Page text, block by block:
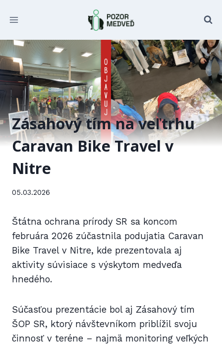
na
Zásahový tím na veľtrhu
Caravan Bike Travel v
Nitre
05.03.2026
Štátna ochrana prírody SR sa koncom
februára 2026 zúčastnila podujatia Caravan
Bike Travel v Nitre, kde prezentovala aj
aktivity súvisiace s výskytom medveďa
hnedého.
Súčasťou prezentácie bol aj Zásahový tím
ŠOP SR, ktorý návštevníkom priblížil svoju
činnosť v teréne – najmä monitoring veľkých